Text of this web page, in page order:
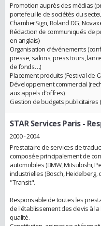
Promotion auprès des médias
portefeuille de sociétés du
ChamberSign, Roland DG,
Rédaction de communiqués de
en anglais)
Organisation d’événements
presse, salons, press tours,
de fonds…)
Placement produits (Festival de
Développement commercial
aux appels d’offres)
Gestion de budgets publicitaires
STAR Services Paris -
2000 - 2004
Prestataire de services de
composée principalement de
automobiles (BMW, Mitsubishi,
industrielles (Bosch, Heidelberg,
"Transit".
Responsable de toutes les
de l'établissement des devis à
qualité.